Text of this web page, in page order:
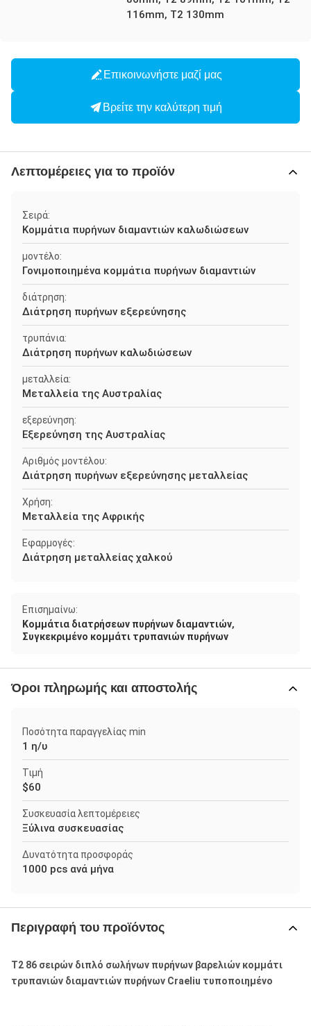
116mm, T2 130mm
Επικοινωνήστε μαζί μας
Βρείτε την καλύτερη τιμή
Λεπτομέρειες για το προϊόν
Σειρά:
Κομμάτια πυρήνων διαμαντιών καλωδιώσεων
μοντέλο:
Γονιμοποιημένα κομμάτια πυρήνων διαμαντιών
διάτρηση:
Διάτρηση πυρήνων εξερεύνησης
τρυπάνια:
Διάτρηση πυρήνων καλωδιώσεων
μεταλλεία:
Μεταλλεία της Αυστραλίας
εξερεύνηση:
Εξερεύνηση της Αυστραλίας
Αριθμός μοντέλου:
Διάτρηση πυρήνων εξερεύνησης μεταλλείας
Χρήση:
Μεταλλεία της Αφρικής
Εφαρμογές:
Διάτρηση μεταλλείας χαλκού
Επισημαίνω:
Κομμάτια διατρήσεων πυρήνων διαμαντιών,
Συγκεκριμένο κομμάτι τρυπανιών πυρήνων
Όροι πληρωμής και αποστολής
Ποσότητα παραγγελίας min
1 η/υ
Τιμή
$60
Συσκευασία λεπτομέρειες
Ξύλινα συσκευασίας
Δυνατότητα προσφοράς
1000 pcs ανά μήνα
Περιγραφή του προϊόντος
T2 86 σειρών διπλό σωλήνων πυρήνων βαρελιών κομμάτι
τρυπανιών διαμαντιών πυρήνων Craeliu τυποποιημένο